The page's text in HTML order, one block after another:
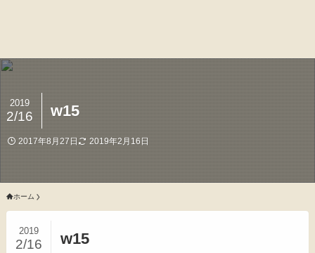
w15
2019
2/16
2017年8月27日 2019年2月16日
ホーム
w15
2019
2/16